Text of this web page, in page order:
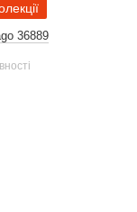
36889